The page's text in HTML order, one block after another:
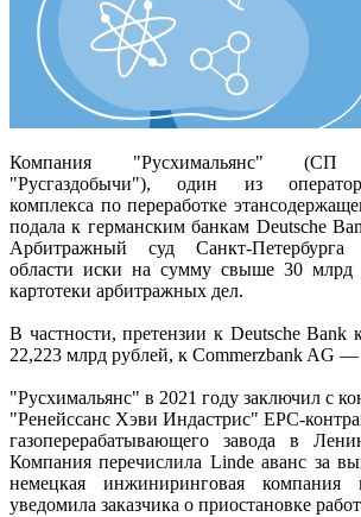
Компания "Русхимальянс"
"Русгаздобычи"), один из
комплекса по переработке
подала к германским банкам Deutsche
Арбитражный суд Санкт-Петербурга
области иски на сумму свыше 30 млрд
картотеки арбитражных дел.
В частности, претензии к Deutsche Bank
22,223 млрд рублей, к Commerzbank AG
"Русхимальянс" в 2021 году заключил с
"Ренейссанс Хэви Индастрис" ЕРС-
газоперерабатывающего завода в
Компания перечислила Linde аванс за
немецкая инжиниринговая
уведомила заказчика о приостановке